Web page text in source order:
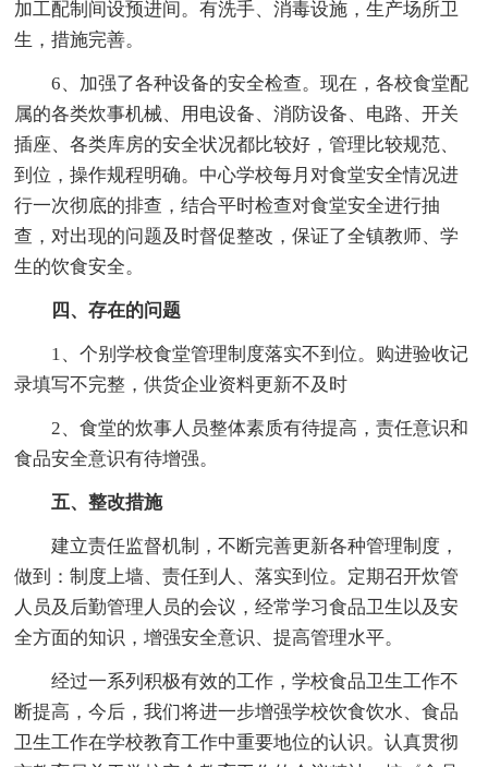
加工配制间设预进间。有洗手、消毒设施，生产场所卫
生，措施完善。
6、加强了各种设备的安全检查。现在，各校食堂配
属的各类炊事机械、用电设备、消防设备、电路、开关
插座、各类库房的安全状况都比较好，管理比较规范、
到位，操作规程明确。中心学校每月对食堂安全情况进
行一次彻底的排查，结合平时检查对食堂安全进行抽
查，对出现的问题及时督促整改，保证了全镇教师、学
生的饮食安全。
四、存在的问题
1、个别学校食堂管理制度落实不到位。购进验收记
录填写不完整，供货企业资料更新不及时
2、食堂的炊事人员整体素质有待提高，责任意识和
食品安全意识有待增强。
五、整改措施
建立责任监督机制，不断完善更新各种管理制度，
做到：制度上墙、责任到人、落实到位。定期召开炊管
人员及后勤管理人员的会议，经常学习食品卫生以及安
全方面的知识，增强安全意识、提高管理水平。
经过一系列积极有效的工作，学校食品卫生工作不
断提高，今后，我们将进一步增强学校饮食饮水、食品
卫生工作在学校教育工作中重要地位的认识。认真贯彻